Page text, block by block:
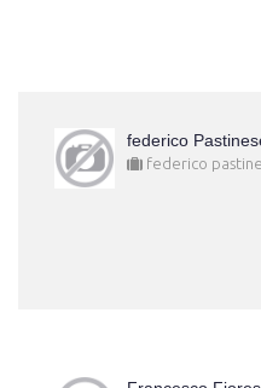
federico
federico